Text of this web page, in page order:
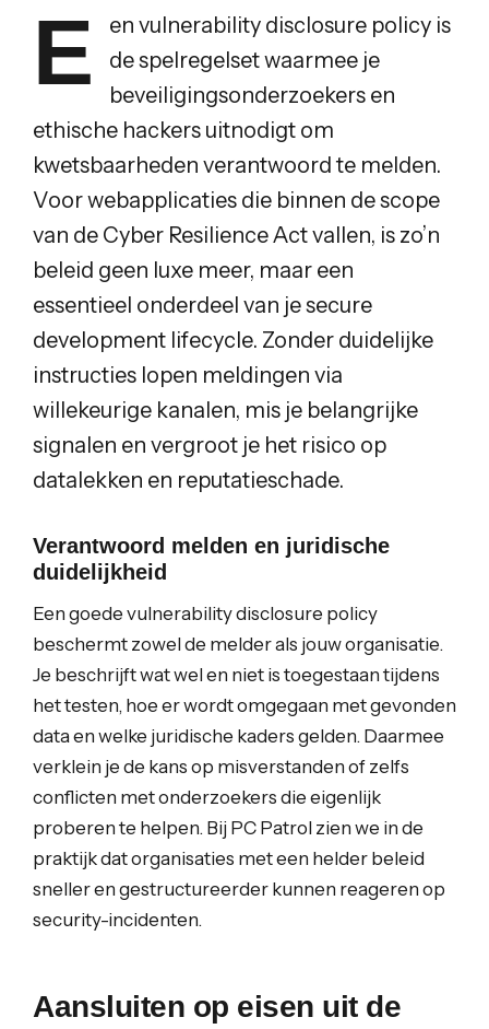
E
en vulnerability disclosure policy is
de spelregelset waarmee je
beveiligingsonderzoekers en
ethische hackers uitnodigt om
kwetsbaarheden verantwoord te melden.
Voor webapplicaties die binnen de scope
van de Cyber Resilience Act vallen, is zo’n
beleid geen luxe meer, maar een
essentieel onderdeel van je secure
development lifecycle. Zonder duidelijke
instructies lopen meldingen via
willekeurige kanalen, mis je belangrijke
signalen en vergroot je het risico op
datalekken en reputatieschade.
Verantwoord melden en juridische
duidelijkheid
Een goede vulnerability disclosure policy
beschermt zowel de melder als jouw organisatie.
Je beschrijft wat wel en niet is toegestaan tijdens
het testen, hoe er wordt omgegaan met gevonden
data en welke juridische kaders gelden. Daarmee
verklein je de kans op misverstanden of zelfs
conflicten met onderzoekers die eigenlijk
proberen te helpen. Bij PC Patrol zien we in de
praktijk dat organisaties met een helder beleid
sneller en gestructureerder kunnen reageren op
security-incidenten.
Aansluiten op eisen uit de